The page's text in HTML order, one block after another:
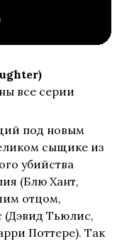
все серии
под новым
сыщике из
убийства
(Блю Хант,
отцом,
Тьюлис,
Поттере). Так